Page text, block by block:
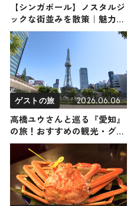
【シンガポール】ノスタルジ
ックな街並みを散策｜魅力満
載のシンガポールの穴場6選
ゲストの旅 2026.06.06
高橋ユウさんと巡る『愛知』
の旅！おすすめの観光・グル
メをご紹介 2026年6月6日放